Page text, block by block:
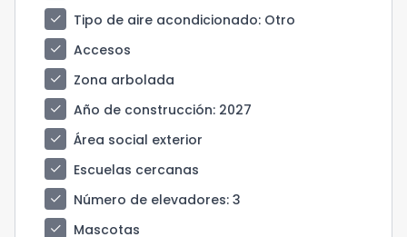
check
Tipo de aire acondicionado: Otro
check
Accesos
check
Zona arbolada
check
Año de construcción: 2027
check
Área social exterior
check
Escuelas cercanas
check
Número de elevadores: 3
check
Mascotas